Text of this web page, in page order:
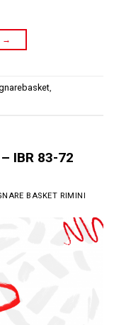
→
,
IBR 83-72
BASKET RIMINI